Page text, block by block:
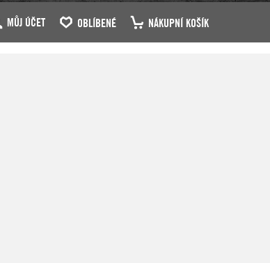
MŮJ ÚČET OBLÍBENÉ NÁKUPNÍ KOŠÍK